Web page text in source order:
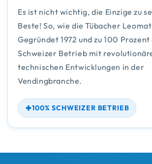
Es ist nicht wichtig, die Einzige zu
Beste! So, wie die Tübacher Leomat
Gegründet 1972 und zu 100 Prozent
Schweizer Betrieb mit
technischen Entwicklungen in der
Vendingbranche.
100% SCHWEIZER BETRIEB